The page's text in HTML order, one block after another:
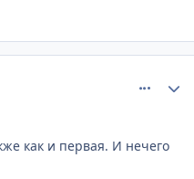
как и первая. И нечего